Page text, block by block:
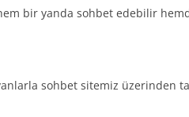
bir yanda sohbet edebilir
sohbet sitemiz